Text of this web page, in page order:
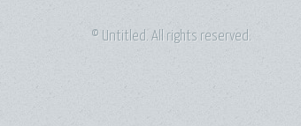
© Untitled. All rights reserved.